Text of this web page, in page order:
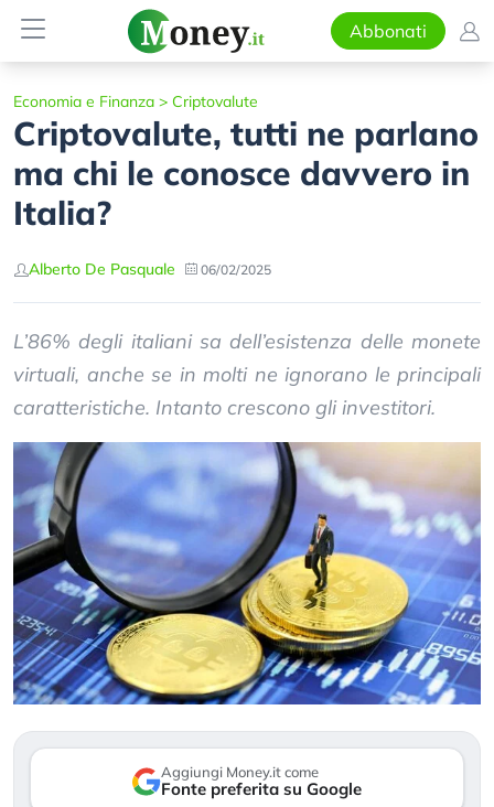
Abbonati
Economia e Finanza > Criptovalute
Criptovalute, tutti ne parlano
ma chi le conosce davvero in
Italia?
Alberto De Pasquale 06/02/2025
L’86% degli italiani sa dell’esistenza delle monete
virtuali, anche se in molti ne ignorano le principali
caratteristiche. Intanto crescono gli investitori.
Aggiungi Money.it come
Fonte preferita su Google